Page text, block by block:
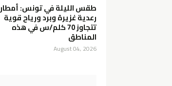
طقس الليلة في تونس: أمطار
رعدية غزيرة وبرد ورياح قوية
تتجاوز 70 كلم/س في هذه
المناطق
August 04, 2026